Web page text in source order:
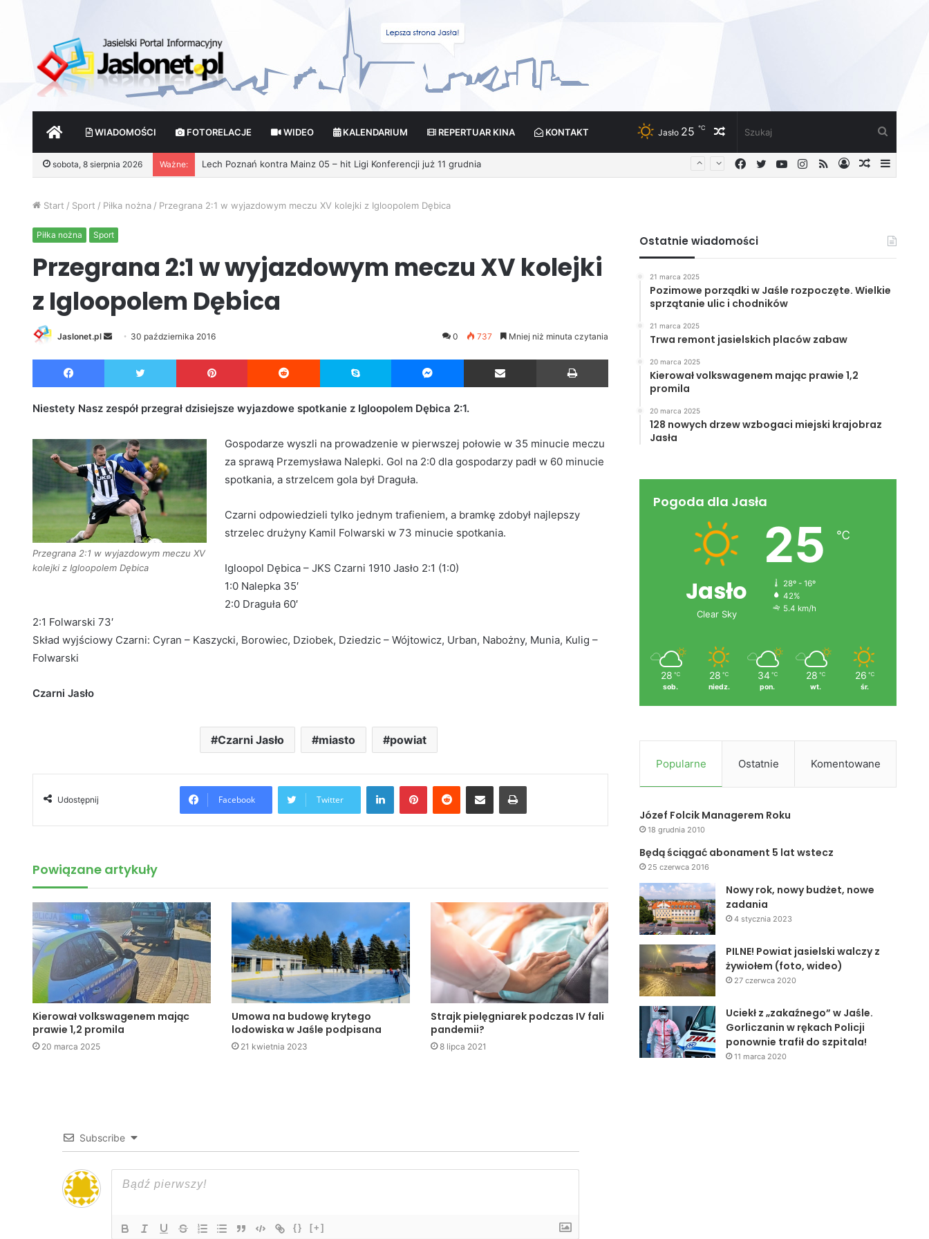
START WIADOMOŚCI FOTORELACJE WIDEO KALENDARIUM REPERTUAR KINA KONTAKT Losowy
artykuł
Jasło 25 ℃
sobota, 8 sierpnia 2026 Ważne:
Losowy
Zaloguj
RSS
Instagram
YouTube
Twitter
Facebook
Start / Sport / Piłka nożna / Przegrana 2:1 w wyjazdowym meczu XV kolejki z Igloopolem Dębica
Piłka nożna Sport
Przegrana 2:1 w wyjazdowym meczu XV kolejki
z Igloopolem Dębica
Jaslonet.pl
d
m
a
i
l
30 października 2016 0 737 Mniej niż minuta czytania
Facebook Twitter Pinterest Reddit Skype Messenger Udostępnij przez Email
Niestety Nasz zespół przegrał dzisiejsze wyjazdowe spotkanie z Igloopolem Dębica 2:1.
Przegrana 2:1 w wyjazdowym meczu XV
kolejki z Igloopolem Dębica
Gospodarze wyszli na prowadzenie w pierwszej połowie w 35 minucie meczu
za sprawą Przemysława Nalepki. Gol na 2:0 dla gospodarzy padł w 60 minucie
spotkania, a strzelcem gola był Draguła.
Czarni odpowiedzieli tylko jednym trafieniem, a bramkę zdobył najlepszy
strzelec drużyny Kamil Folwarski w 73 minucie spotkania.
Igloopol Dębica – JKS Czarni 1910 Jasło 2:1 (1:0)
1:0 Nalepka 35′
2:0 Draguła 60′
2:1 Folwarski 73′
Skład wyjściowy Czarni: Cyran – Kaszycki, Borowiec, Dziobek, Dziedzic – Wójtowicz, Urban, Nabożny, Munia, Kulig –
Folwarski
Czarni Jasło
Czarni Jasło miasto powiat
Udostępnij Facebook Twitter
LinkedIn
Powiązane artykuły
Kierował volkswagenem mając
prawie 1,2 promila
20 marca 2025
Umowa na budowę krytego
lodowiska w Jaśle podpisana
21 kwietnia 2023
Strajk pielęgniarek podczas IV fali
pandemii?
8 lipca 2021
Subscribe
{} [+]
Ostatnie wiadomości
21 marca 2025
Pozimowe porządki w Jaśle rozpoczęte. Wielkie
sprzątanie ulic i chodników
21 marca 2025
Trwa remont jasielskich placów zabaw
20 marca 2025
Kierował volkswagenem mając prawie 1,2
promila
20 marca 2025
128 nowych drzew wzbogaci miejski krajobraz
Jasła
Pogoda dla Jasła
Jasło
Clear Sky
25 ℃
28º - 16º
42%
5.4 km/h
28 ℃
sob.
28 ℃
niedz.
34 ℃
pon.
28 ℃
wt.
26 ℃
śr.
Popularne Ostatnie Komentowane
Józef Folcik Managerem Roku
18 grudnia 2010
Będą ściągać abonament 5 lat wstecz
25 czerwca 2016
Nowy rok, nowy budżet, nowe
zadania
4 stycznia 2023
PILNE! Powiat jasielski walczy z
żywiołem (foto, wideo)
27 czerwca 2020
Uciekł z „zakaźnego” w Jaśle.
Gorliczanin w rękach Policji
ponownie trafił do szpitala!
11 marca 2020